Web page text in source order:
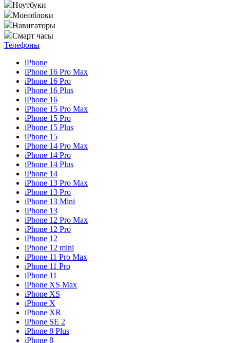
Ноутбуки
Моноблоки
Навигаторы
Смарт часы
Телефоны
iPhone
iPhone 16 Pro Max
iPhone 16 Pro
iPhone 16 Plus
iPhone 16
iPhone 15 Pro Max
iPhone 15 Pro
iPhone 15 Plus
iPhone 15
iPhone 14 Pro Max
iPhone 14 Pro
iPhone 14 Plus
iPhone 14
iPhone 13 Pro Max
iPhone 13 Pro
iPhone 13 Mini
iPhone 13
iPhone 12 Pro Max
iPhone 12 Pro
iPhone 12
iPhone 12 mini
iPhone 11 Pro Max
iPhone 11 Pro
iPhone 11
iPhone XS Max
iPhone XS
iPhone X
iPhone XR
iPhone SE 2
iPhone 8 Plus
iPhone 8